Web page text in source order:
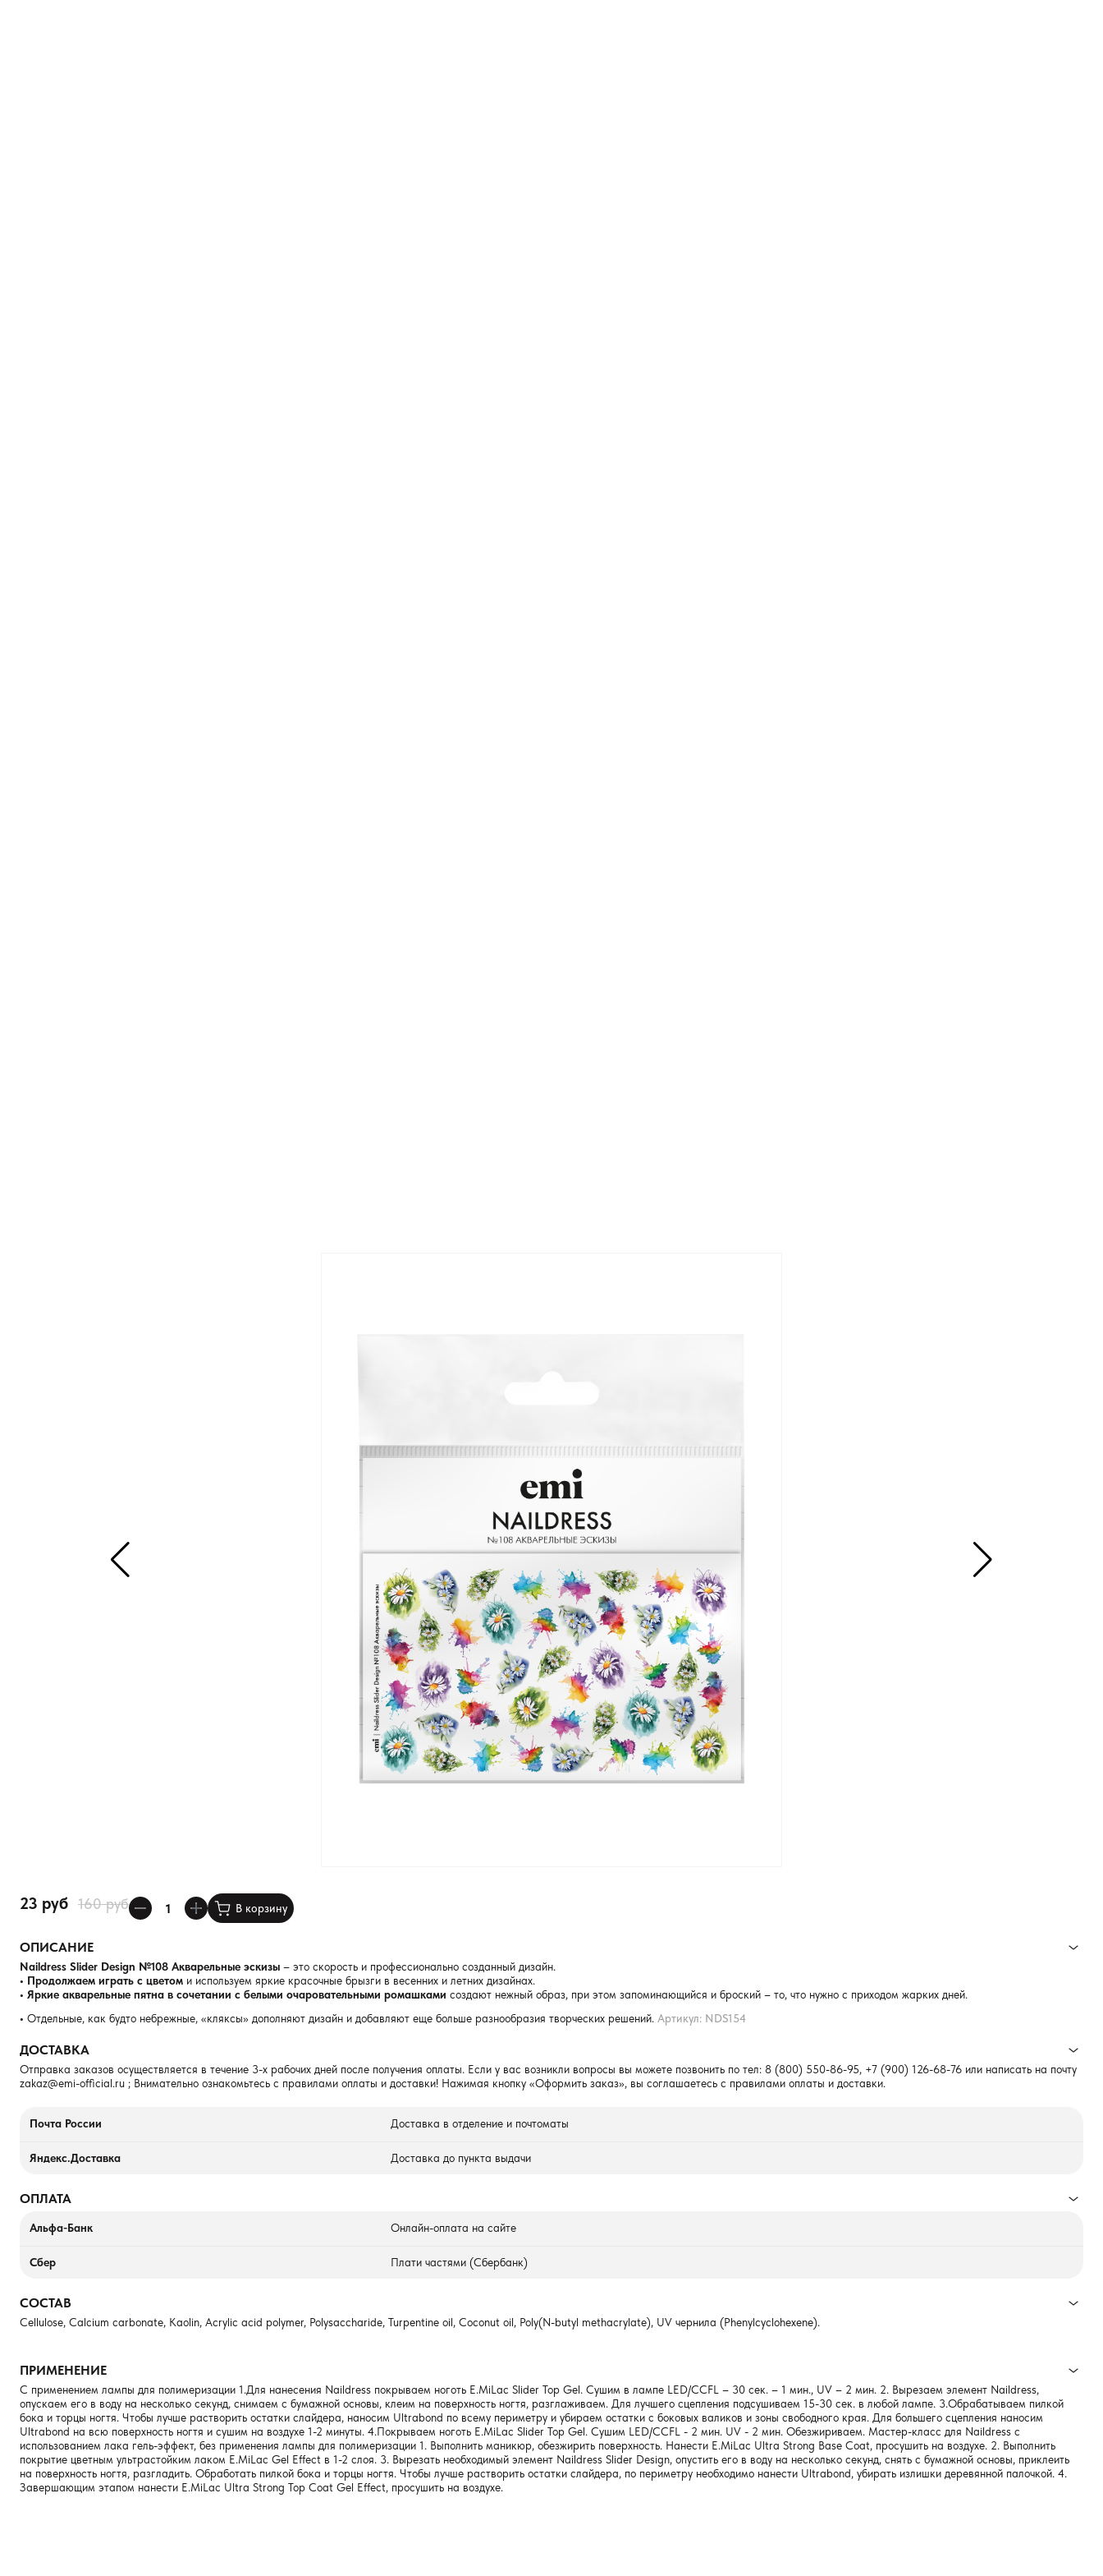
23 руб 160 руб В корзину
ОПИСАНИЕ
Naildress Slider Design №108 Акварельные эскизы – это скорость и профессионально созданный дизайн.
• Продолжаем играть с цветом и используем яркие красочные брызги в весенних и летних дизайнах.
• Яркие акварельные пятна в сочетании с белыми очаровательными ромашками создают нежный образ, при этом запоминающийся и броский – то, что нужно с приходом жарких дней.
• Отдельные, как будто небрежные, «кляксы» дополняют дизайн и добавляют еще больше разнообразия творческих решений. Артикул: NDS154
ДОСТАВКА
Отправка заказов осуществляется в течение 3-х рабочих дней после получения оплаты. Если у вас возникли вопросы вы можете позвонить по тел: 8 (800) 550-86-95, +7 (900) 126-68-76 или написать на почту
zakaz@emi-official.ru ; Внимательно ознакомьтесь с правилами оплаты и доставки! Нажимая кнопку «Оформить заказ», вы соглашаетесь с правилами оплаты и доставки.
Почта России Доставка в отделение и почтоматы
Яндекс.Доставка Доставка до пункта выдачи
ОПЛАТА
Альфа-Банк Онлайн-оплата на сайте
Сбер Плати частями (Сбербанк)
СОСТАВ
Cellulose, Calcium carbonate, Kaolin, Acrylic acid polymer, Polysaccharide, Turpentine oil, Coconut oil, Poly(N-butyl methacrylate), UV чернила (Phenylcyclohexene).
ПРИМЕНЕНИЕ
С применением лампы для полимеризации 1.Для нанесения Naildress покрываем ноготь E.MiLac Slider Top Gel. Сушим в лампе LED/CCFL – 30 сек. – 1 мин., UV – 2 мин. 2. Вырезаем элемент Naildress,
опускаем его в воду на несколько секунд, снимаем с бумажной основы, клеим на поверхность ногтя, разглаживаем. Для лучшего сцепления подсушиваем 15-30 сек. в любой лампе. 3.Обрабатываем пилкой
бока и торцы ногтя. Чтобы лучше растворить остатки слайдера, наносим Ultrabond по всему периметру и убираем остатки с боковых валиков и зоны свободного края. Для большего сцепления наносим
Ultrabond на всю поверхность ногтя и сушим на воздухе 1-2 минуты. 4.Покрываем ноготь E.MiLac Slider Top Gel. Сушим LED/CCFL - 2 мин. UV - 2 мин. Обезжириваем. Мастер-класс для Naildress с
использованием лака гель-эффект, без применения лампы для полимеризации 1. Выполнить маникюр, обезжирить поверхность. Нанести E.MiLac Ultra Strong Base Coat, просушить на воздухе. 2. Выполнить
покрытие цветным ультрастойким лаком E.MiLac Gel Effect в 1-2 слоя. 3. Вырезать необходимый элемент Naildress Slider Design, опустить его в воду на несколько секунд, снять с бумажной основы, приклеить
на поверхность ногтя, разгладить. Обработать пилкой бока и торцы ногтя. Чтобы лучше растворить остатки слайдера, по периметру необходимо нанести Ultrabond, убирать излишки деревянной палочкой. 4.
Завершающим этапом нанести E.MiLac Ultra Strong Top Coat Gel Effect, просушить на воздухе.